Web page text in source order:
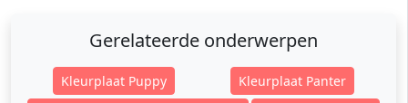
Gerelateerde onderwerpen
Kleurplaat Puppy
Kleurplaat Panter